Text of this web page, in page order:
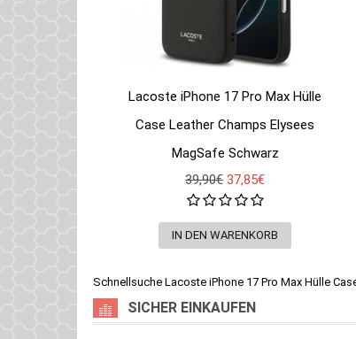
Lacoste iPhone 17 Pro Max Hülle
Case Leather Champs Elysees
MagSafe Schwarz
39,90€ 37,85€
Schnellsuche Lacoste iPhone 17 Pro Max Hülle
SICHER EINKAUFEN